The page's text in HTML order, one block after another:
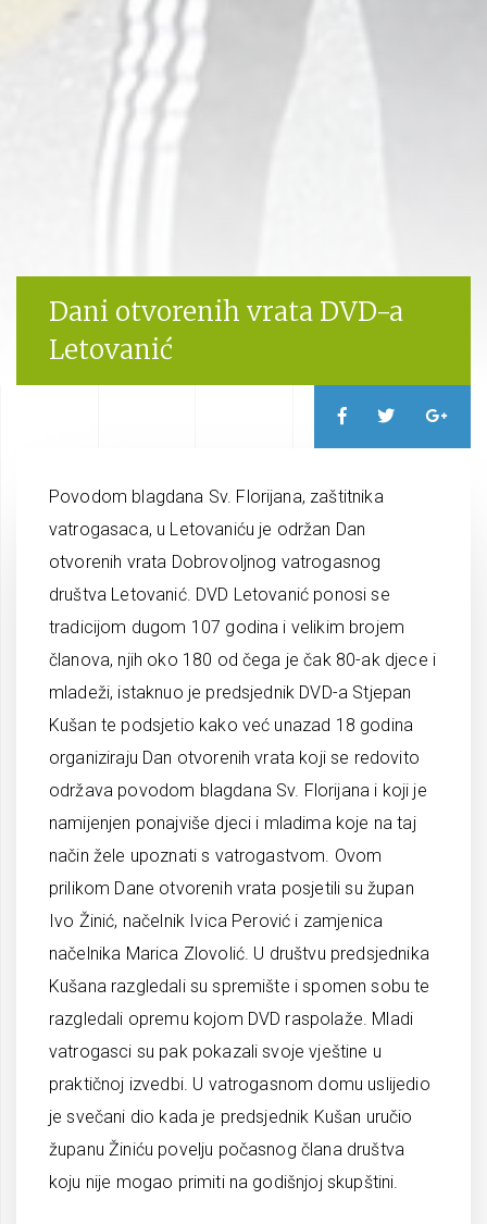
Dani otvorenih vrata DVD-a
Letovanić
Povodom blagdana Sv. Florijana, zaštitnika
vatrogasaca, u Letovaniću je održan Dan
otvorenih vrata Dobrovoljnog vatrogasnog
društva Letovanić. DVD Letovanić ponosi se
tradicijom dugom 107 godina i velikim brojem
članova, njih oko 180 od čega je čak 80-ak djece i
mladeži, istaknuo je predsjednik DVD-a Stjepan
Kušan te podsjetio kako već unazad 18 godina
organiziraju Dan otvorenih vrata koji se redovito
održava povodom blagdana Sv. Florijana i koji je
namijenjen ponajviše djeci i mladima koje na taj
način žele upoznati s vatrogastvom. Ovom
prilikom Dane otvorenih vrata posjetili su župan
Ivo Žinić, načelnik Ivica Perović i zamjenica
načelnika Marica Zlovolić. U društvu predsjednika
Kušana razgledali su spremište i spomen sobu te
razgledali opremu kojom DVD raspolaže. Mladi
vatrogasci su pak pokazali svoje vještine u
praktičnoj izvedbi. U vatrogasnom domu uslijedio
je svečani dio kada je predsjednik Kušan uručio
županu Žiniću povelju počasnog člana društva
koju nije mogao primiti na godišnjoj skupštini.